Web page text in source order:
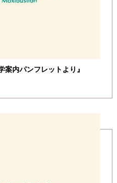
案内パンフレットより』